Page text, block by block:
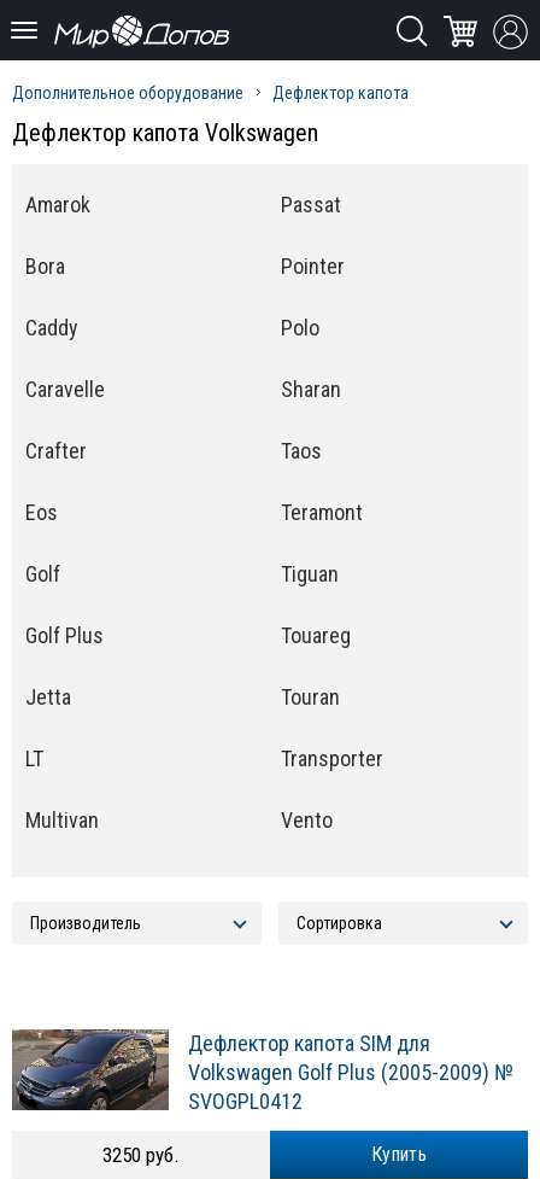
Дополнительное оборудование Дефлектор капота
Дефлектор капота Volkswagen
Amarok
Bora
Caddy
Caravelle
Crafter
Eos
Golf
Golf Plus
Jetta
LT
Multivan
Passat
Pointer
Polo
Sharan
Taos
Teramont
Tiguan
Touareg
Touran
Transporter
Vento
Дефлектор капота SIM для
Volkswagen Golf Plus (2005-2009) №
SVOGPL0412
Купить
3250 руб.